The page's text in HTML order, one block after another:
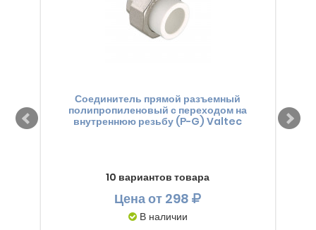
Соединитель прямой разъемный
полипропиленовый с переходом на
внутреннюю резьбу (Р-G) Valtec
10 вариантов товара
Ценаот 298
В наличии